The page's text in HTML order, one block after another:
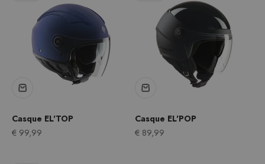
Casque EL'TOP
Prix après remise
€ 99,99
Casque EL'POP
Prix après remise
€ 89,99